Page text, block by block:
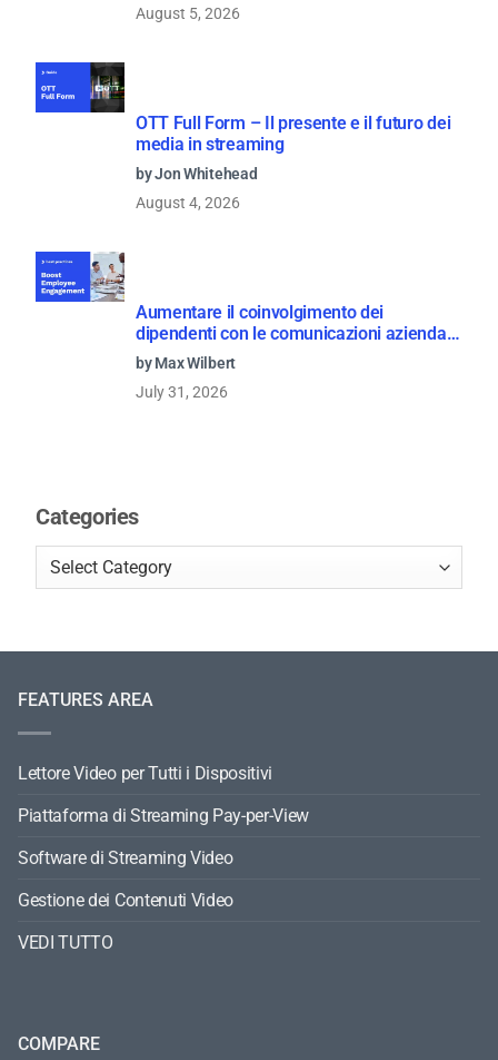
August 5, 2026
OTT Full Form – Il presente e il futuro dei
media in streaming
by Jon Whitehead
August 4, 2026
Aumentare il coinvolgimento dei
dipendenti con le comunicazioni aziendali
in live streaming
by Max Wilbert
July 31, 2026
Categories
FEATURES AREA
Lettore Video per Tutti i Dispositivi
Piattaforma di Streaming Pay-per-View
Software di Streaming Video
Gestione dei Contenuti Video
VEDI TUTTO
COMPARE